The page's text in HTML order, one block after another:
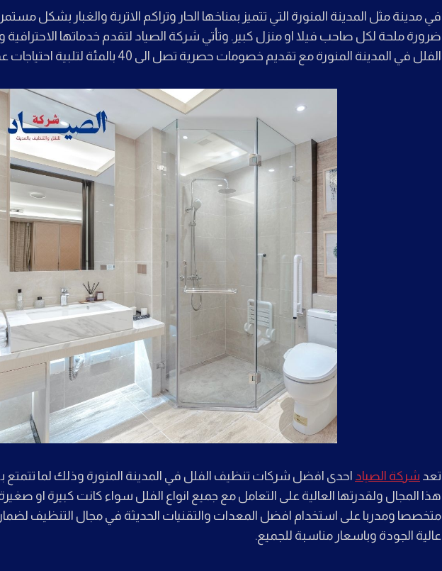
في مدينة مثل المدينة المنورة التي تتميز بمناخها الحار وتراكم الاتربة والغبار بشكل
ضرورة ملحة لكل صاحب فيلا او منزل كبير. وتأتي شركة الصياد لتقدم خدماتها
الفلل في المدينة المنورة مع تقديم خصومات حصرية تصل الى 40 بالمئة لتلبية احتياجات عملائها بشكل مثالي.
تعد شركة الصياد احدى افضل شركات تنظيف الفلل في المدينة المنورة وذلك لما
هذا المجال ولقدرتها العالية على التعامل مع جميع انواع الفلل سواء كانت كبيرة او
متخصصا ومدربا على استخدام افضل المعدات والتقنيات الحديثة في مجال التنظيف
عالية الجودة وباسعار مناسبة للجميع.